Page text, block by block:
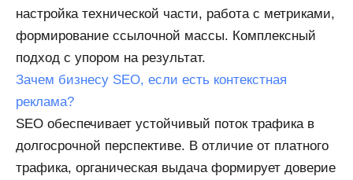
настройка технической части, работа с метриками,
формирование ссылочной массы. Комплексный
подход с упором на результат.
Зачем бизнесу SEO, если есть контекстная
реклама?
SEO обеспечивает устойчивый поток трафика в
долгосрочной перспективе. В отличие от платного
трафика, органическая выдача формирует доверие